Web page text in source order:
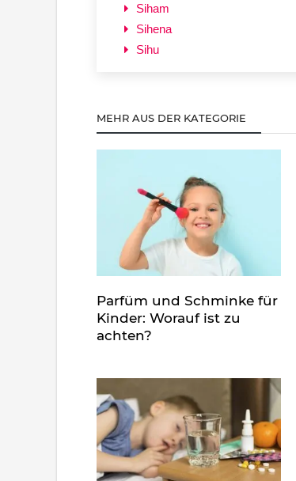
Siham
Sihena
Sihu
MEHR AUS DER KATEGORIE
Parfüm und Schminke für
Kinder: Worauf ist zu
achten?